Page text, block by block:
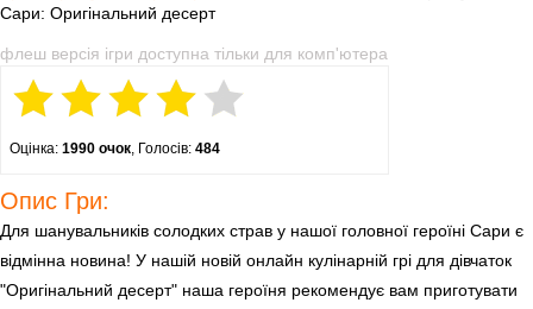
Сари: Оригінальний десерт
флеш версія ігри доступна тільки для комп'ютера
Оцінка: 1990 очок, Голосів: 484
Опис Гри:
Для шанувальників солодких страв у нашої головної героїні Сари є
відмінна новина! У нашій новій онлайн кулінарній грі для дівчаток
"Оригінальний десерт" наша героїня рекомендує вам приготувати